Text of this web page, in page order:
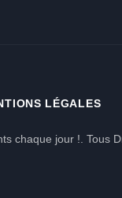
LÉGALES
chaque jour !. Tous